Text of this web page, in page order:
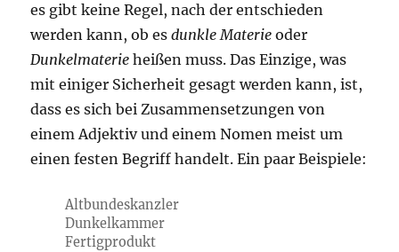
es gibt keine Regel, nach der entschieden
werden kann, ob esdunkle Materie oder
Dunkelmaterie heißen muss. Das Einzige, was
mit einiger Sicherheit gesagt werden kann, ist,
dass es sich bei Zusammensetzungen von
einem Adjektiv und einem Nomen meist um
einen festen Begriff handelt. Ein paar Beispiele:
Altbundeskanzler
Dunkelkammer
Fertigprodukt